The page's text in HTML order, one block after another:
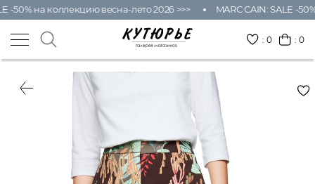
-50% на коллекцию весна-лето 2026 >>> MARC CAIN: SALE -
:0 : 0